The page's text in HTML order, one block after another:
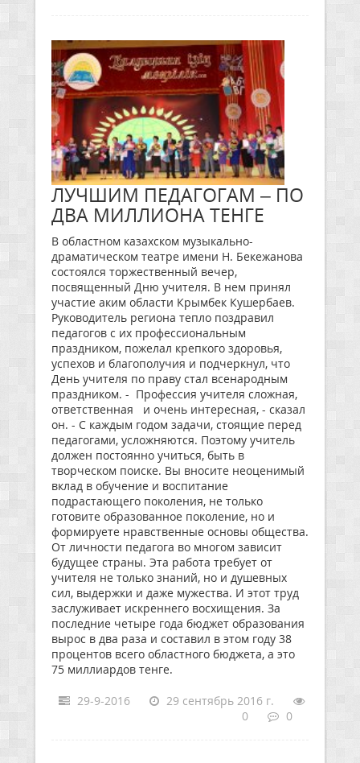
ЛУЧШИМ ПЕДАГОГАМ – ПО
ДВА МИЛЛИОНА ТЕНГЕ
В областном казахском музыкально-
драматическом театре имени Н. Бекежанова
состоялся торжественный вечер,
посвященный Дню учителя. В нем принял
участие аким области Крымбек Кушербаев.
Руководитель региона тепло поздравил
педагогов с их профессиональным
праздником, пожелал крепкого здоровья,
успехов и благополучия и подчеркнул, что
День учителя по праву стал всенародным
праздником. - Профессия учителя сложная,
ответственная и очень интересная, - сказал
он. - С каждым годом задачи, стоящие перед
педагогами, усложняются. Поэтому учитель
должен постоянно учиться, быть в
творческом поиске. Вы вносите неоценимый
вклад в обучение и воспитание
подрастающего поколения, не только
готовите образованное поколение, но и
формируете нравственные основы общества.
От личности педагога во многом зависит
будущее страны. Эта работа требует от
учителя не только знаний, но и душевных
сил, выдержки и даже мужества. И этот труд
заслуживает искреннего восхищения. За
последние четыре года бюджет образования
вырос в два раза и составил в этом году 38
процентов всего областного бюджета, а это
75 миллиардов тенге.
29-9-2016
29 сентябрь 2016 г.
0
0